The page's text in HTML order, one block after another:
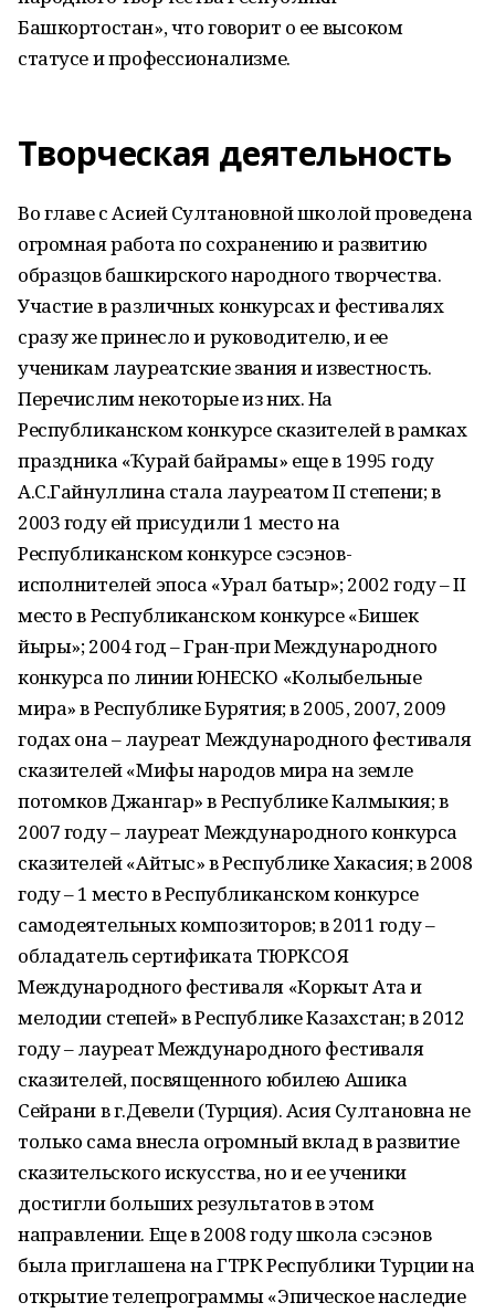
Башкортостан», что говорит о ее высоком
статусе и профессионализме.
Творческая деятельность
Во главе с Асией Султановной школой проведена
огромная работа по сохранению и развитию
образцов башкирского народного творчества.
Участие в различных конкурсах и фестивалях
сразу же принесло и руководителю, и ее
ученикам лауреатские звания и известность.
Перечислим некоторые из них. На
Республиканском конкурсе сказителей в рамках
праздника «Ҡурай байрамы» еще в 1995 году
А.С.Гайнуллина стала лауреатом II степени; в
2003 году ей присудили 1 место на
Республиканском конкурсе сэсэнов-
исполнителей эпоса «Урал батыр»; 2002 году – II
место в Республиканском конкурсе «Бишек
йыры»; 2004 год – Гран-при Международного
конкурса по линии ЮНЕСКО «Колыбельные
мира» в Республике Бурятия; в 2005, 2007, 2009
годах она – лауреат Международного фестиваля
сказителей «Мифы народов мира на земле
потомков Джангар» в Республике Калмыкия; в
2007 году – лауреат Международного конкурса
сказителей «Айтыс» в Республике Хакасия; в 2008
году – 1 место в Республиканском конкурсе
самодеятельных композиторов; в 2011 году –
обладатель сертификата ТЮРКСОЯ
Международного фестиваля «Коркыт Ата и
мелодии степей» в Республике Казахстан; в 2012
году – лауреат Международного фестиваля
сказителей, посвященного юбилею Ашика
Сейрани в г.Девели (Турция). Асия Султановна не
только сама внесла огромный вклад в развитие
сказительского искусства, но и ее ученики
достигли больших результатов в этом
направлении. Еще в 2008 году школа сэсэнов
была приглашена на ГТРК Республики Турции на
открытие телепрограммы «Эпическое наследие